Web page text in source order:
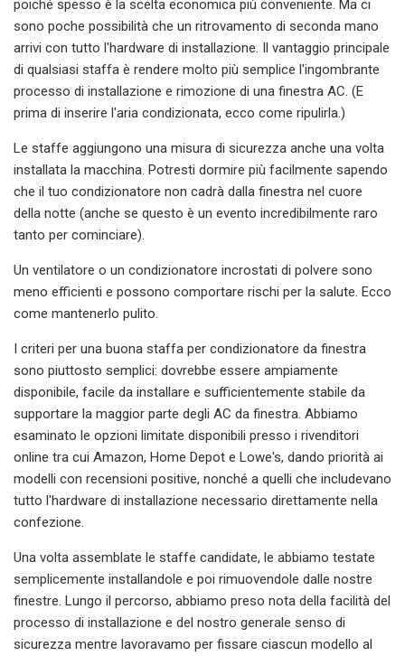
poiché spesso è la scelta economica più conveniente. Ma ci
sono poche possibilità che un ritrovamento di seconda mano
arrivi con tutto l'hardware di installazione. Il vantaggio principale
di qualsiasi staffa è rendere molto più semplice l'ingombrante
processo di installazione e rimozione di una finestra AC. (E
prima di inserire l'aria condizionata, ecco come ripulirla.)
Le staffe aggiungono una misura di sicurezza anche una volta
installata la macchina. Potresti dormire più facilmente sapendo
che il tuo condizionatore non cadrà dalla finestra nel cuore
della notte (anche se questo è un evento incredibilmente raro
tanto per cominciare).
Un ventilatore o un condizionatore incrostati di polvere sono
meno efficienti e possono comportare rischi per la salute. Ecco
come mantenerlo pulito.
I criteri per una buona staffa per condizionatore da finestra
sono piuttosto semplici: dovrebbe essere ampiamente
disponibile, facile da installare e sufficientemente stabile da
supportare la maggior parte degli AC da finestra. Abbiamo
esaminato le opzioni limitate disponibili presso i rivenditori
online tra cui Amazon, Home Depot e Lowe's, dando priorità ai
modelli con recensioni positive, nonché a quelli che includevano
tutto l'hardware di installazione necessario direttamente nella
confezione.
Una volta assemblate le staffe candidate, le abbiamo testate
semplicemente installandole e poi rimuovendole dalle nostre
finestre. Lungo il percorso, abbiamo preso nota della facilità del
processo di installazione e del nostro generale senso di
sicurezza mentre lavoravamo per fissare ciascun modello al